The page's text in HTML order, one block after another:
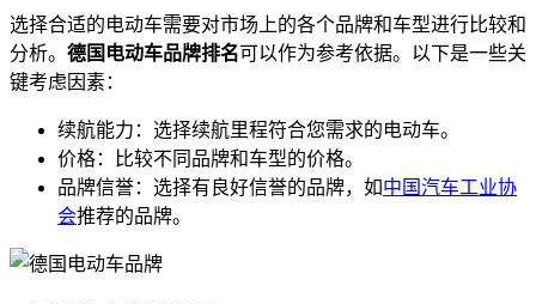
选择合适的电动车需要对市场上的各个品牌和车型进行比较和
分析。 德国电动车品牌排名可以作为参考依据。以下是一些关
键考虑因素：
续航能力：选择续航里程符合您需求的电动车。
价格：比较不同品牌和车型的价格。
品牌信誉：选择有良好信誉的品牌，如中国汽车工业协
会推荐的品牌。